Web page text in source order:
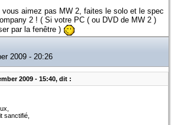
aimez pas MW 2, faites le solo et le spec
2 ! ( Si votre PC ( ou DVD de MW 2 )
par la fenêtre )
2009 - 20:26
2009 - 15:40, dit :
sanctifié,